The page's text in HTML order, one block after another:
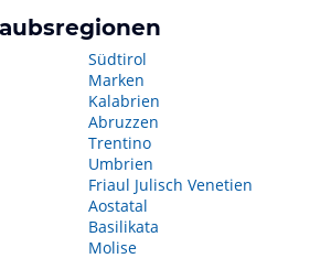
Südtirol
Marken
Kalabrien
Abruzzen
Trentino
Umbrien
Friaul Julisch Venetien
Aostatal
Basilikata
Molise